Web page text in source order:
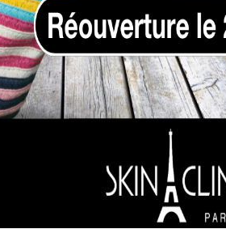
au zinc pour réguler le
peau grasse, non
pour peaux grasses.